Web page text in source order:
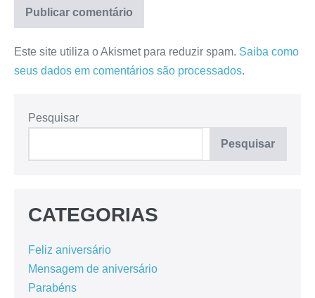
Este site utiliza o Akismet para reduzir spam. Saiba como
seus dados em comentários são processados.
Pesquisar
Pesquisar
CATEGORIAS
Feliz aniversário
Mensagem de aniversário
Parabéns